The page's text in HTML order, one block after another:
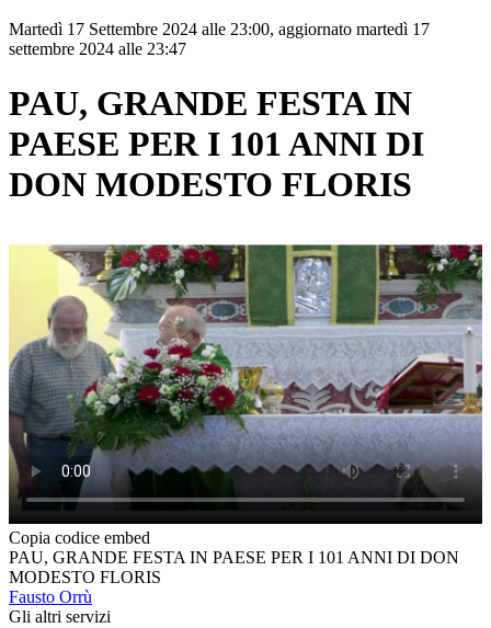
Martedì 17 Settembre 2024 alle 23:00, aggiornato martedì 17
settembre 2024 alle 23:47
PAU, GRANDE FESTA IN
PAESE PER I 101 ANNI DI
DON MODESTO FLORIS
Copia codice embed
PAU, GRANDE FESTA IN PAESE PER I 101 ANNI DI DON
MODESTO FLORIS
Fausto Orrù
Gli altri servizi